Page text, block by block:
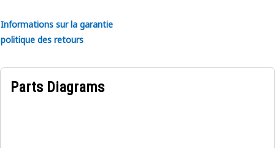
Informations sur la garantie
politique des retours
Parts Diagrams